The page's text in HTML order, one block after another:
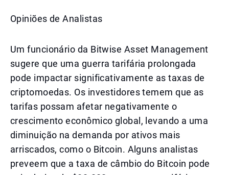
Opiniões de Analistas
Um funcionário da Bitwise Asset Management
sugere que uma guerra tarifária prolongada
pode impactar significativamente as taxas de
criptomoedas. Os investidores temem que as
tarifas possam afetar negativamente o
crescimento econômico global, levando a uma
diminuição na demanda por ativos mais
arriscados, como o Bitcoin. Alguns analistas
preveem que a taxa de câmbio do Bitcoin pode